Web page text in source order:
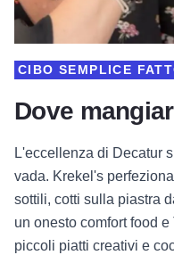
Dove
CIBO SEMPLICE
L'eccellenza di Decatur
vada. Krekel's
sottili, cotti sulla piastra
un onesto comfort food
piccoli piatti creativi e